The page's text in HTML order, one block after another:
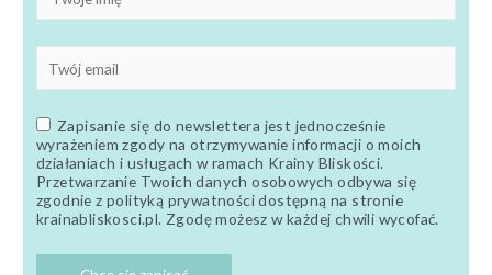
Zapisanie się do newslettera jest jednocześnie
wyrażeniem zgody na otrzymywanie informacji o moich
działaniach i usługach w ramach Krainy Bliskości.
Przetwarzanie Twoich danych osobowych odbywa się
zgodnie z polityką prywatności dostępną na stronie
krainabliskosci.pl. Zgodę możesz w każdej chwili wycofać.